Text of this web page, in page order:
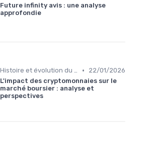
Future infinity avis : une analyse
approfondie
Histoire et évolution du marché des cryptos •
22/01/2026
L'impact des cryptomonnaies sur le
marché boursier : analyse et
perspectives